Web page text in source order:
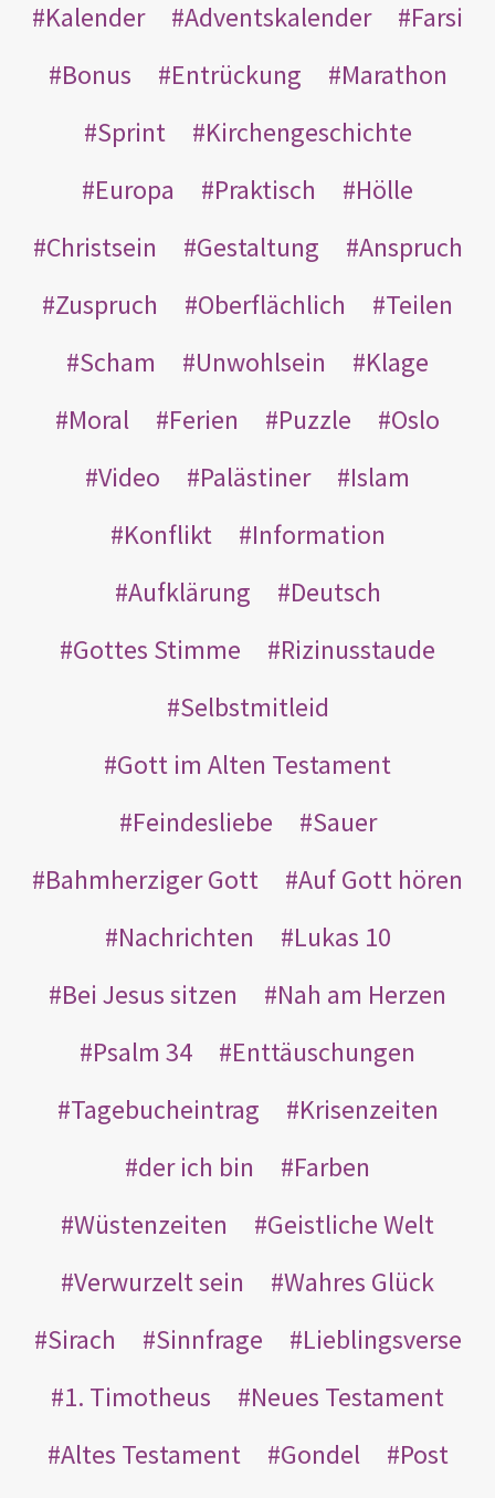
Kalender
Adventskalender
Farsi
Bonus
Entrückung
Marathon
Sprint
Kirchengeschichte
Europa
Praktisch
Hölle
Christsein
Gestaltung
Anspruch
Zuspruch
Oberflächlich
Teilen
Scham
Unwohlsein
Klage
Moral
Ferien Puzzle
Oslo
Video
Palästiner
Islam
Konflikt
Information
Aufklärung
Deutsch
Gottes Stimme
Rizinusstaude
Selbstmitleid
Gott im Alten Testament
Feindesliebe
Sauer
Bahmherziger Gott
Auf Gott hören
Nachrichten
Lukas 10
Bei Jesus sitzen
Nah am Herzen
Psalm 34
Enttäuschungen
Tagebucheintrag
Krisenzeiten
der ich bin
Farben
Wüstenzeiten
Geistliche Welt
Verwurzelt sein
Wahres Glück
Sirach
Sinnfrage
Lieblingsverse
1. Timotheus
Neues Testament
Altes Testament
Gondel
Post